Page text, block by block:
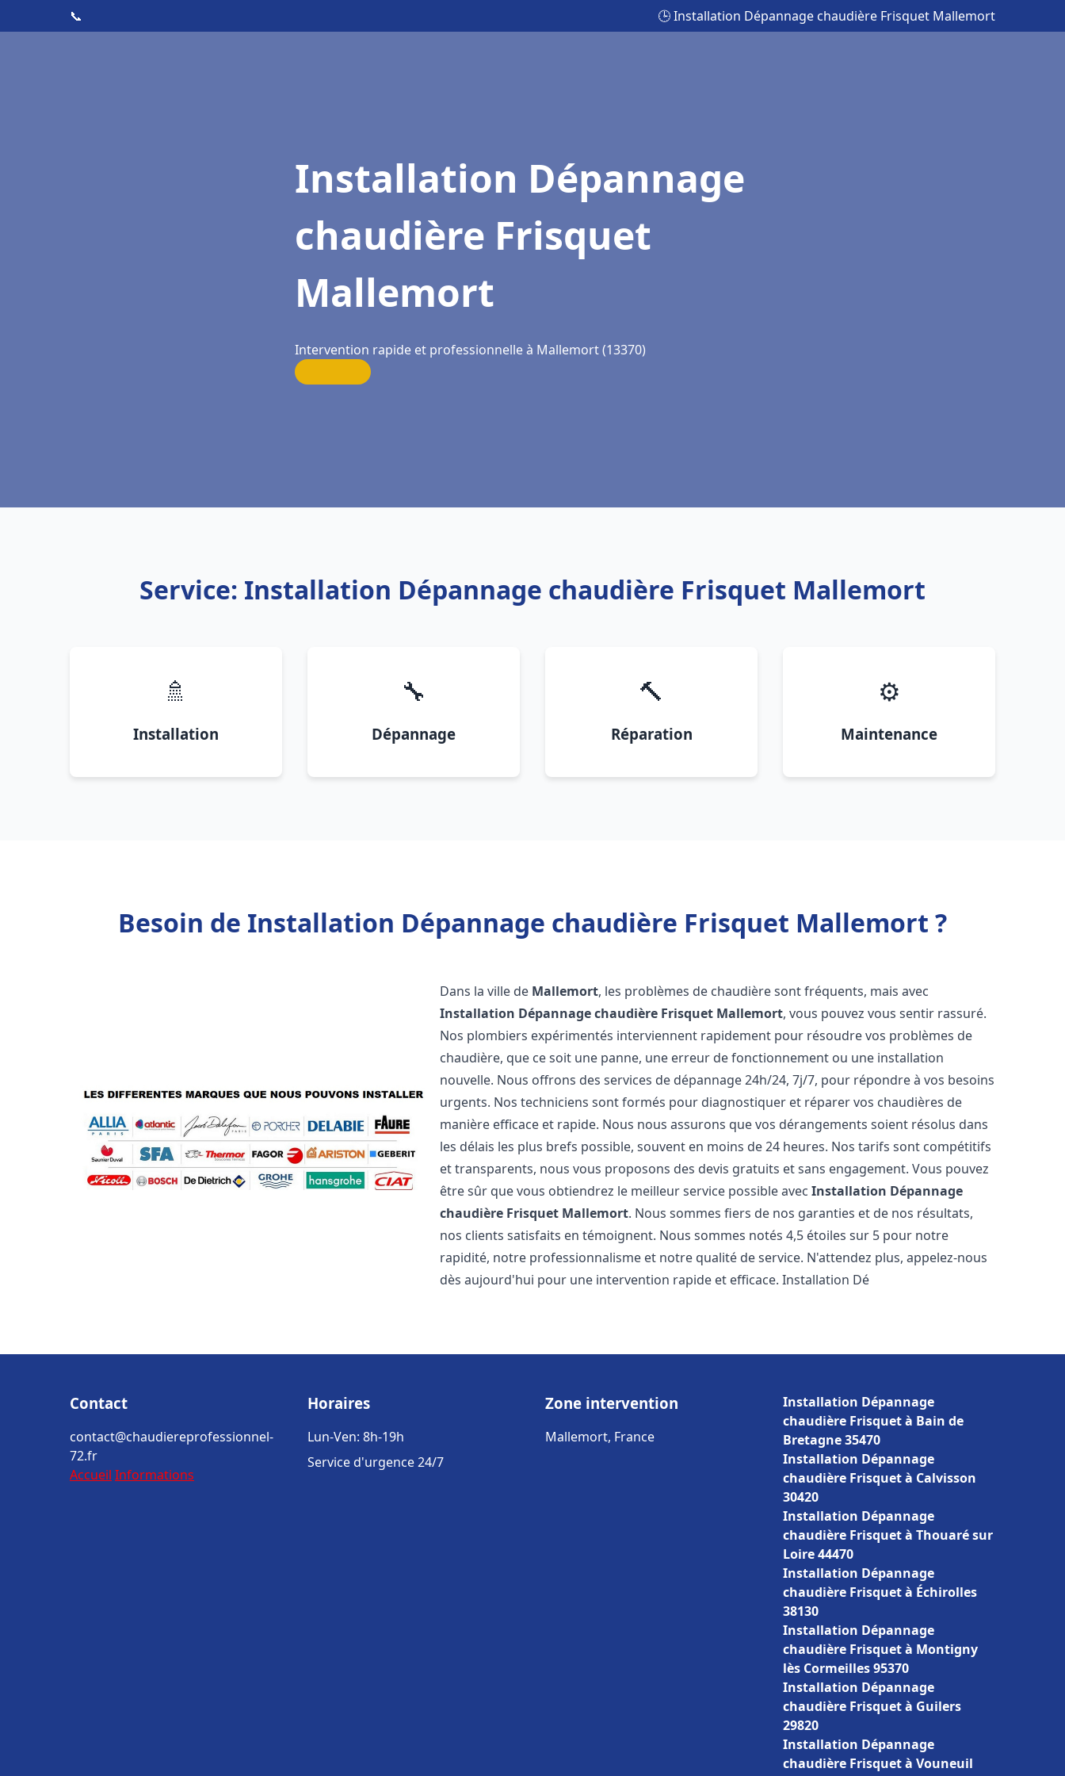
📞 🕒 Installation Dépannage chaudière Frisquet Mallemort
Installation Dépannage
chaudière Frisquet
Mallemort
Intervention rapide et professionnelle à Mallemort (13370)
Service: Installation Dépannage chaudière Frisquet Mallemort
🚿
Installation
🔧
Dépannage
🔨
Réparation
⚙️
Maintenance
Besoin de Installation Dépannage chaudière Frisquet Mallemort ?
Dans la ville de Mallemort, les problèmes de chaudière sont fréquents, mais avec
Installation Dépannage chaudière Frisquet Mallemort, vous pouvez vous sentir rassuré.
Nos plombiers expérimentés interviennent rapidement pour résoudre vos problèmes de
chaudière, que ce soit une panne, une erreur de fonctionnement ou une installation
nouvelle. Nous offrons des services de dépannage 24h/24, 7j/7, pour répondre à vos besoins
urgents. Nos techniciens sont formés pour diagnostiquer et réparer vos chaudières de
manière efficace et rapide. Nous nous assurons que vos dérangements soient résolus dans
les délais les plus brefs possible, souvent en moins de 24 heures. Nos tarifs sont compétitifs
et transparents, nous vous proposons des devis gratuits et sans engagement. Vous pouvez
être sûr que vous obtiendrez le meilleur service possible avecInstallation Dépannage
chaudière Frisquet Mallemort. Nous sommes fiers de nos garanties et de nos résultats,
nos clients satisfaits en témoignent. Nous sommes notés 4,5 étoiles sur 5 pour notre
rapidité, notre professionnalisme et notre qualité de service. N'attendez plus, appelez-nous
dès aujourd'hui pour une intervention rapide et efficace. Installation Dé
Contact
contact@chaudiereprofessionnel-
72.fr
Accueil Informations
Horaires
Lun-Ven: 8h-19h
Service d'urgence 24/7
Zone intervention
Mallemort, France
Installation Dépannage
chaudière Frisquet à Bain de
Bretagne 35470
Installation Dépannage
chaudière Frisquet à Calvisson
30420
Installation Dépannage
chaudière Frisquet à Thouaré sur
Loire 44470
Installation Dépannage
chaudière Frisquet à Échirolles
38130
Installation Dépannage
chaudière Frisquet à Montigny
lès Cormeilles 95370
Installation Dépannage
chaudière Frisquet à Guilers
29820
Installation Dépannage
chaudière Frisquet à Vouneuil